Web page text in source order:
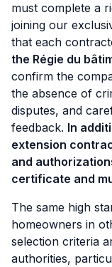
must complete a
joining our
that each
the Régie du
confirm the
the absence of
disputes, and
feedback. In
extension
and
certificate and
The same high
homeowners in
selection criteria
authorities,